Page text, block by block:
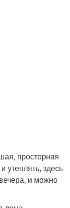
просторная
утеплять, здесь
и можно